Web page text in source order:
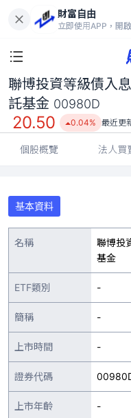
財富自由
立即使用APP，開
聯博投資等級債入息主
聯博投資等級債入
託基金 00980D
20.50 0.04% 最近更
個股概覽 法人買
基本資料
名稱
聯博投
基金
ETF類別 -
簡稱 -
上市時間 -
證券代碼
上市年齡 -